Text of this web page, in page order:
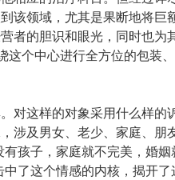
该领域，尤其是果断地将巨
者的胆识和眼光，同时也为
这个中心进行全方位的包
这样的对象采用什么样的
涉及男女、老少、家庭、朋
孩子，家庭就不完美，婚
了这个情感的内核，揭开了